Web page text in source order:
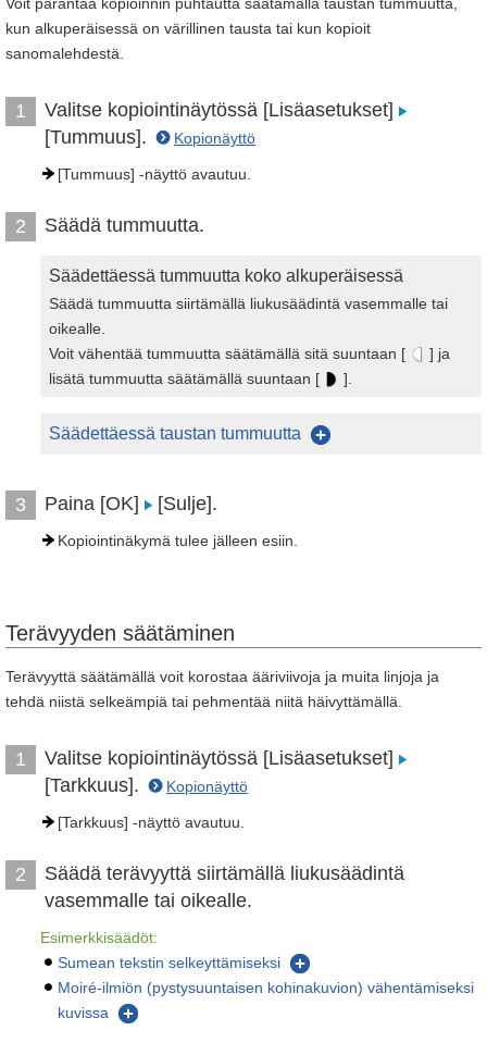
kun alkuperäisessä on värillinen tausta tai kun kopioit
sanomalehdestä.
1
Valitse kopiointinäytössä [Lisäasetukset]
[Tummuus].
Kopionäyttö
[Tummuus] -näyttö avautuu.
2 Säädä tummuutta.
Säädettäessä tummuutta koko alkuperäisessä
Säädä tummuutta siirtämällä liukusäädintä vasemmalle tai
oikealle.
Voit vähentää tummuutta säätämällä sitä suuntaan [
] ja
lisätä tummuutta säätämällä suuntaan [
].
Säädettäessä taustan tummuutta
3 Paina [OK] [Sulje].
Kopiointinäkymä tulee jälleen esiin.
Terävyyden säätäminen
Terävyyttä säätämällä voit korostaa ääriviivoja ja muita linjoja ja
tehdä niistä selkeämpiä tai pehmentää niitä häivyttämällä.
1
Valitse kopiointinäytössä [Lisäasetukset]
[Tarkkuus].
Kopionäyttö
[Tarkkuus] -näyttö avautuu.
2
Säädä terävyyttä siirtämällä liukusäädintä
vasemmalle tai oikealle.
Esimerkkisäädöt:
Sumean tekstin selkeyttämiseksi
Moiré-ilmiön (pystysuuntaisen kohinakuvion) vähentämiseksi
kuvissa